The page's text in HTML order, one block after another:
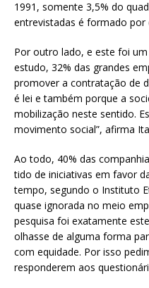
1991, somente 3,5% do
entrevistadas é formado por
Por outro lado, e este foi
estudo, 32% das grandes
promover a contratação de
é lei e também porque a
mobilização neste sentido.
movimento social”, afirma
Ao todo, 40% das
tido de iniciativas em favor
tempo, segundo o Instituto
quase ignorada no meio
pesquisa foi exatamente
olhasse de alguma forma
com equidade. Por isso
responderem aos